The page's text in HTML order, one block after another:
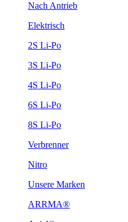
Nach Antrieb
Elektrisch
2S Li-Po
3S Li-Po
4S Li-Po
6S Li-Po
8S Li-Po
Verbrenner
Nitro
Unsere Marken
ARRMA®